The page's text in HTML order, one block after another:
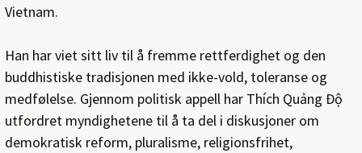
Vietnam.
Han har viet sitt liv til å fremme rettferdighet og den
buddhistiske tradisjonen med ikke-vold, toleranse og
medfølelse. Gjennom politisk appell har Thích Quảng Độ
utfordret myndighetene til å ta del i diskusjoner om
demokratisk reform, pluralisme, religionsfrihet,